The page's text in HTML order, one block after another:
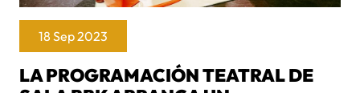
18 Sep 2023
LA PROGRAMACIÓN TEATRAL DE